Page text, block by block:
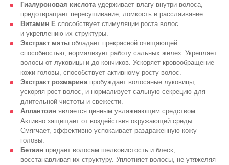
Гиалуроновая кислотаудерживает влагу внутри волоса,
предотвращает пересушивание, ломкость и расслаивание.
Витамин Е способствует стимуляции роста волос
и укреплению их структуры.
Экстракт мяты обладает прекрасной очищающей
способностью, нормализует работу сальных желез. Укрепляет
волосы от луковицы и до кончиков. Ускоряет кровообращение
кожи головы, способствует активному росту волос.
Экстракт розмаринапробуждает волосяные луковицы,
ускоряя рост волос, и нормализует сальную секрецию для
длительной чистоты и свежести.
Аллантоин является ценным увлажняющим средством.
Активно защищает от воздействия окружающей среды.
Смягчает, эффективно успокаивает раздраженную кожу
головы.
Бетаин придает волосам шелковистость и блеск,
восстанавливая их структуру. Уплотняет волосы, не утяжеляя